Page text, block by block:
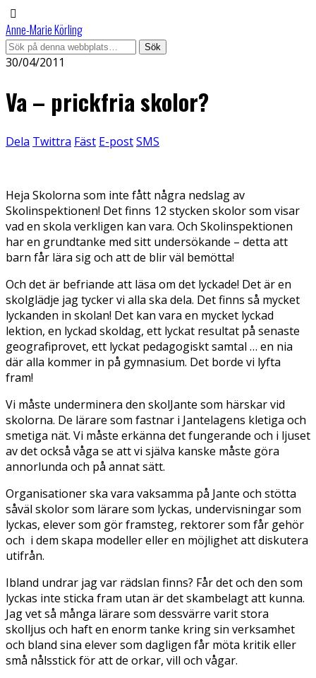
Anne-Marie Körling
30/04/2011
Va – prickfria skolor?
Dela Twittra Fäst E-postSMS
Heja Skolorna som inte fått några nedslag av
Skolinspektionen! Det finns 12 stycken skolor som visar
vad en skola verkligen kan vara. Och Skolinspektionen
har en grundtanke med sitt undersökande – detta att
barn får lära sig och att de blir väl bemötta!
Och det är befriande att läsa om det lyckade! Det är en
skolglädje jag tycker vi alla ska dela. Det finns så mycket
lyckanden in skolan! Det kan vara en mycket lyckad
lektion, en lyckad skoldag, ett lyckat resultat på senaste
geografiprovet, ett lyckat pedagogiskt samtal … en nia
där alla kommer in på gymnasium. Det borde vi lyfta
fram!
Vi måste underminera den skolJante som härskar vid
skolorna. De lärare som fastnar i Jantelagens kletiga och
smetiga nät. Vi måste erkänna det fungerande och i ljuset
av det också våga se att vi själva kanske måste göra
annorlunda och på annat sätt.
Organisationer ska vara vaksamma på Jante och stötta
såväl skolor som lärare som lyckas, undervisningar som
lyckas, elever som gör framsteg, rektorer som får gehör
och i dem skapa modeller eller en möjlighet att diskutera
utifrån.
Ibland undrar jag var rädslan finns? Får det och den som
lyckas inte sticka fram utan är det skambelagt att kunna.
Jag vet så många lärare som dessvärre varit stora
skolljus och haft en enorm tanke kring sin verksamhet
och bland sina elever som dagligen får möta kritik eller
små nålsstick för att de orkar, vill och vågar.